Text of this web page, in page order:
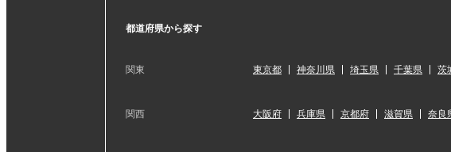
都道府県から探す
関東 東京都 神奈川県 埼玉県 千葉県 茨
関西 大阪府 兵庫県 京都府 滋賀県 奈良